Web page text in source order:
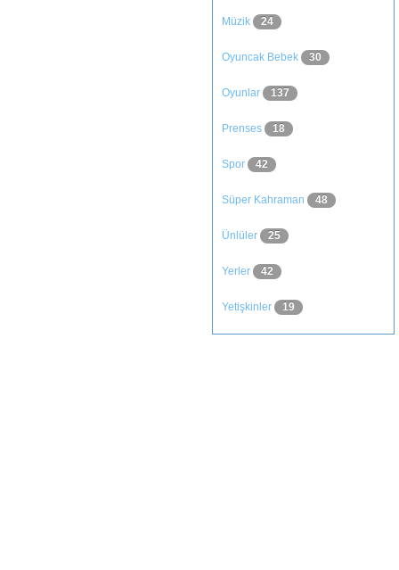
Müzik 24
Oyuncak Bebek 30
Oyunlar 137
Prenses 18
Spor 42
Süper Kahraman 48
Ünlüler 25
Yerler 42
Yetişkinler 19